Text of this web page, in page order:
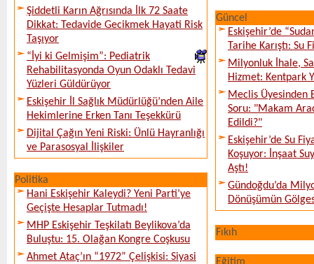
Şiddetli Karın Ağrısında İlk 72 Saate
Dikkat: Tedavide Gecikmek Hayati Risk
Taşıyor
“İyi ki Gelmişim”: Pediatrik
Rehabilitasyonda Oyun Odaklı Tedavi
Yüzleri Güldürüyor
Eskişehir İl Sağlık Müdürlüğü’nden Aile
Hekimlerine Erken Tanı Teşekkürü
Dijital Çağın Yeni Riski: Ünlü Hayranlığı
ve Parasosyal İlişkiler
Politika
Hani Eskişehir Kaleydi? Yeni Parti’ye
Geçişte Hesaplar Tutmadı!
MHP Eskişehir Teşkilatı Beylikova’da
Buluştu: 15. Olağan Kongre Coşkusu
Ahmet Ataç’ın “1972” Çelişkisi: Siyasi
Güncel
Eskişehir’de
Tarihe Karıştı: Su
Milyonluk İhale,
Hizmet: Kentpark
Meclis Üyesinden
Soru: "Makam
Edildi?"
Eskişehir’de Su
Koşuyor: İnşaat
Aştı!
Gündoğdu’da
Dönüşümün
Fıkıh